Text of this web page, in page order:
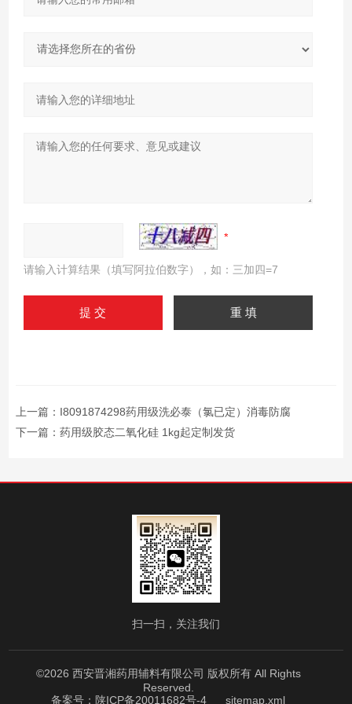
请输入计算结果（填写阿拉伯数字），如：三加四=7
上一篇： I8091874298药用级洗必泰（氯已定）消毒防腐
下一篇： 药用级胶态二氧化硅 1kg起定制发货
扫一扫，关注我们
©2026 西安晋湘药用辅料有限公司 版权所有 All Rights
Reserved.
备案号：陕ICP备20011682号-4
sitemap.xml